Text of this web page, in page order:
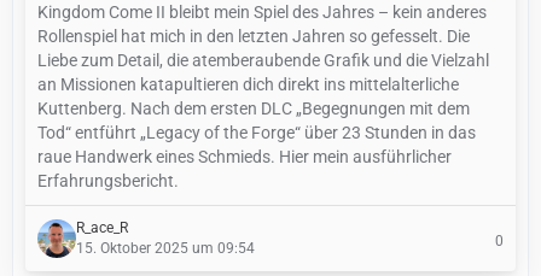
Kingdom Come II bleibt mein Spiel des Jahres – kein anderes
Rollenspiel hat mich in den letzten Jahren so gefesselt. Die
Liebe zum Detail, die atemberaubende Grafik und die Vielzahl
an Missionen katapultieren dich direkt ins mittelalterliche
Kuttenberg. Nach dem ersten DLC „Begegnungen mit dem
Tod“ entführt „Legacy of the Forge“ über 23 Stunden in das
raue Handwerk eines Schmieds. Hier mein ausführlicher
Erfahrungsbericht.
R_ace_R
15. Oktober 2025 um 09:54
0